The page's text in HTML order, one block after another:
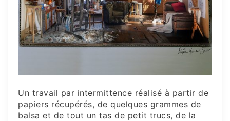
Un travail par intermittence réalisé à partir de
papiers récupérés, de quelques grammes de
balsa et de tout un tas de petit trucs, de la